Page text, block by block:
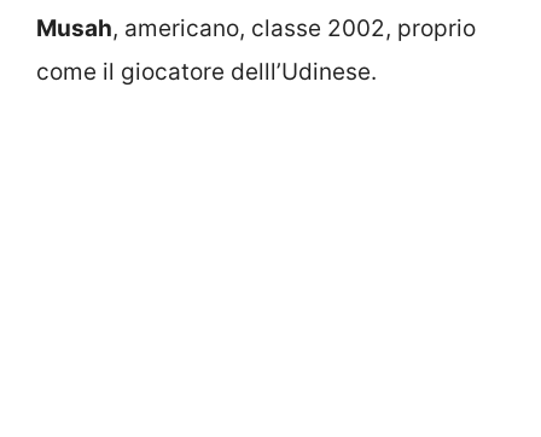
Musah, americano, classe 2002, proprio
come il giocatore delll’Udinese.